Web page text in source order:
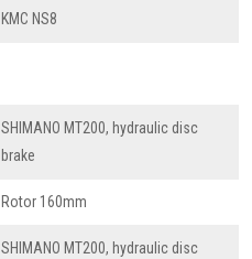
KMC NS8
SHIMANO MT200, hydraulic disc
brake
Rotor 160mm
SHIMANO MT200, hydraulic disc